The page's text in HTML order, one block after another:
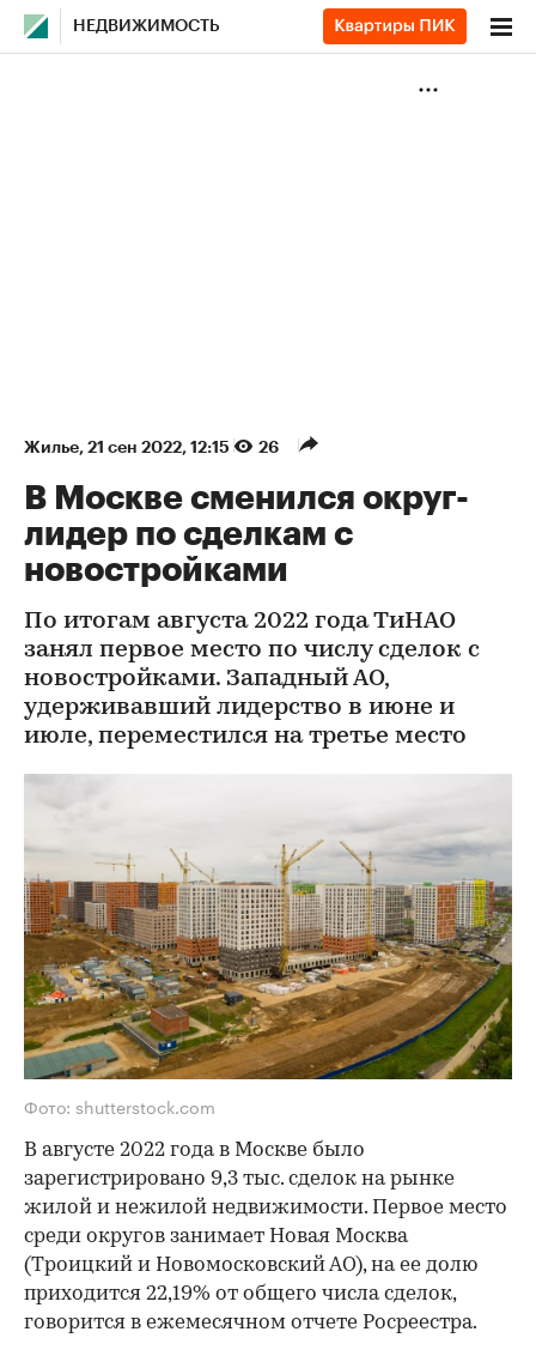
НЕДВИЖИМОСТЬ
Жилье⁠, 21 сен 2022, 12:15 26
В Москве сменился округ-
лидер по сделкам с
новостройками
По итогам августа 2022 года ТиНАО
занял первое место по числу сделок с
новостройками. Западный АО,
удерживавший лидерство в июне и
июле, переместился на третье место
Фото: shutterstock.com
В августе 2022 года в Москве было
зарегистрировано 9,3 тыс. сделок на рынке
жилой и нежилой недвижимости. Первое место
среди округов занимает Новая Москва
(Троицкий и Новомосковский АО), на ее долю
приходится 22,19% от общего числа сделок,
говорится в ежемесячном отчете Росреестра.